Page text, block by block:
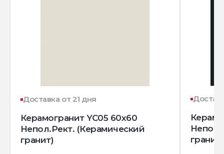
Доставка от 21 дня
Керамогранит YC05 60x60
Непол.Рект. (Керамический
гранит)
гранит)